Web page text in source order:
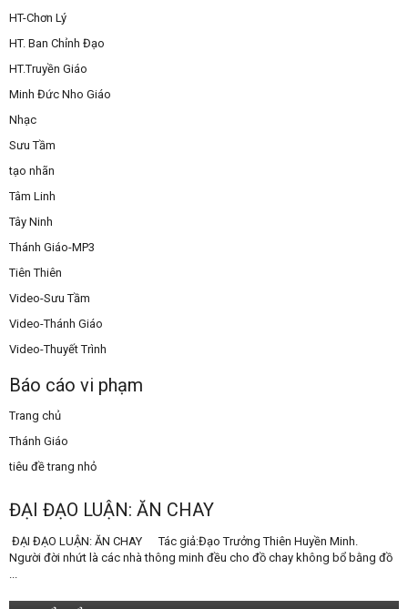
HT-Chơn Lý
HT. Ban Chỉnh Đạo
HT.Truyền Giáo
Minh Đức Nho Giáo
Nhạc
Sưu Tầm
tạo nhãn
Tâm Linh
Tây Ninh
Thánh Giáo-MP3
Tiên Thiên
Video-Sưu Tầm
Video-Thánh Giáo
Video-Thuyết Trình
Báo cáo vi phạm
Trang chủ
Thánh Giáo
tiêu đề trang nhỏ
ĐẠI ĐẠO LUẬN: ĂN CHAY
ĐẠI ĐẠO LUẬN: ĂN CHAY Tác giả:Đạo Trưởng Thiên Huyền Minh.
Người đời nhứt là các nhà thông minh đều cho đồ chay không bổ bằng đồ
...